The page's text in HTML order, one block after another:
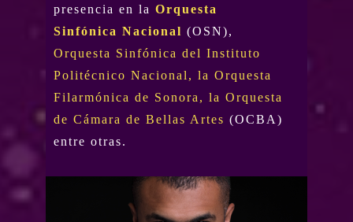
presencia en laOrquesta
Sinfónica Nacional (OSN),
Orquesta Sinfónica del Instituto
Politécnico Nacional, la Orquesta
Filarmónica de Sonora, la Orquesta
de Cámara de Bellas Artes (OCBA)
entre otras.